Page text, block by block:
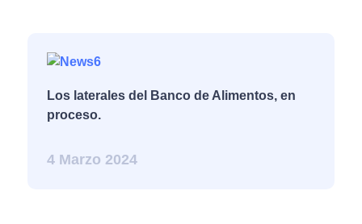
empatía,ayuda a
gentil puede
Los laterales del Banco de Alimentos, en
proceso.
4 Marzo 2024